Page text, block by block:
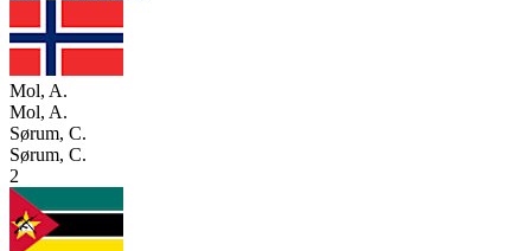
Mol, A.
Mol, A.
Sørum, C.
Sørum, C.
2